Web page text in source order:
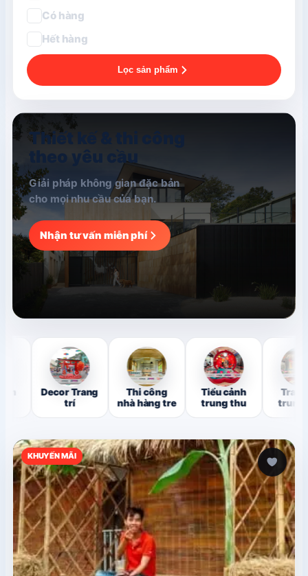
Có hàng
Hết hàng
Lọc sản phẩm
Thiết kế & thi công
theo yêu cầu
Giải pháp không gian đặc bản
cho mọi nhu cầu của bạn.
Nhận tư vấn miễn phí
Decor Trang
Thi công
nhà hàng tre
Tiểu cảnh
trung thu
Trang trí
trung thu
KHUYẾN MÃI